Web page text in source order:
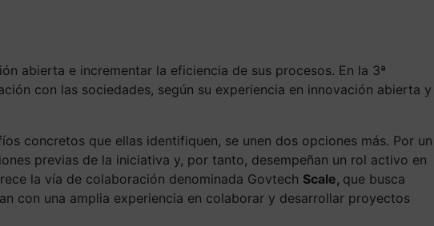
abierta e incrementar la eficiencia de sus procesos. En la 3ª
con las sociedades, según su experiencia en innovación abierta y
concretos que ellas identifiquen, se unen dos opciones más. Por un
previas de la iniciativa y, por tanto, desempeñan un rol activo en
la vía de colaboración denominada Govtech Scale, que busca
con una amplia experiencia en colaborar y desarrollar proyectos